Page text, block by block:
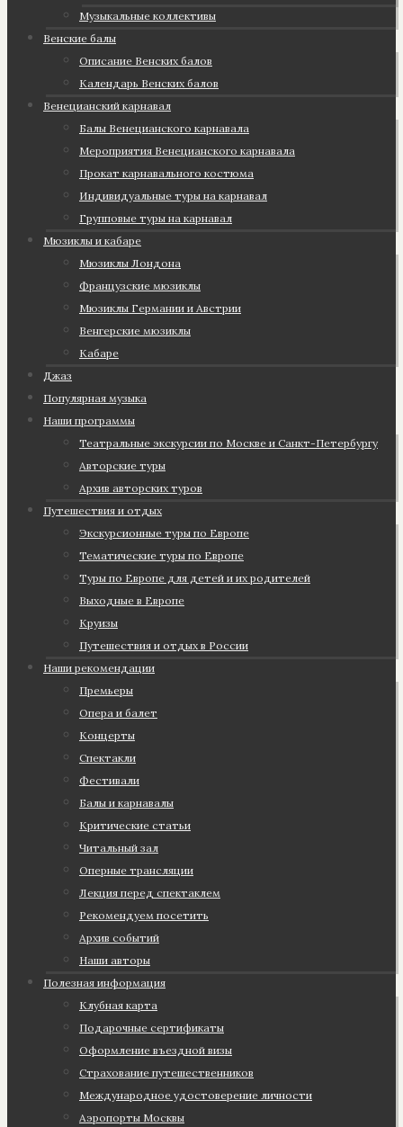
Музыкальные коллективы
Венские балы
Описание Венских балов
Календарь Венских балов
Венецианский карнавал
Балы Венецианского карнавала
Мероприятия Венецианского карнавала
Прокат карнавального костюма
Индивидуальные туры на карнавал
Групповые туры на карнавал
Мюзиклы и кабаре
Мюзиклы Лондона
Французские мюзиклы
Мюзиклы Германии и Австрии
Венгерские мюзиклы
Кабаре
Джаз
Популярная музыка
Наши программы
Театральные экскурсии по Москве и Санкт-Петербургу
Авторские туры
Архив авторских туров
Путешествия и отдых
Экскурсионные туры по Европе
Тематические туры по Европе
Туры по Европе для детей и их родителей
Выходные в Европе
Круизы
Путешествия и отдых в России
Наши рекомендации
Премьеры
Опера и балет
Концерты
Спектакли
Фестивали
Балы и карнавалы
Критические статьи
Читальный зал
Оперные трансляции
Лекция перед спектаклем
Рекомендуем посетить
Архив событий
Наши авторы
Полезная информация
Клубная карта
Подарочные сертификаты
Оформление въездной визы
Страхование путешественников
Международное удостоверение личности
Аэропорты Москвы